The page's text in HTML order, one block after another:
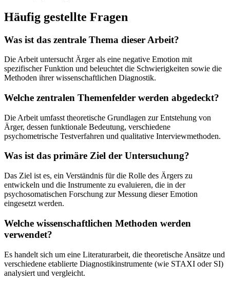
Häufig gestellte Fragen
Was ist das zentrale Thema dieser Arbeit?
Die Arbeit untersucht Ärger als eine negative Emotion mit
spezifischer Funktion und beleuchtet die Schwierigkeiten sowie die
Methoden ihrer wissenschaftlichen Diagnostik.
Welche zentralen Themenfelder werden abgedeckt?
Die Arbeit umfasst theoretische Grundlagen zur Entstehung von
Ärger, dessen funktionale Bedeutung, verschiedene
psychometrische Testverfahren und qualitative Interviewmethoden.
Was ist das primäre Ziel der Untersuchung?
Das Ziel ist es, ein Verständnis für die Rolle des Ärgers zu
entwickeln und die Instrumente zu evaluieren, die in der
psychosomatischen Forschung zur Messung dieser Emotion
eingesetzt werden.
Welche wissenschaftlichen Methoden werden
verwendet?
Es handelt sich um eine Literaturarbeit, die theoretische Ansätze und
verschiedene etablierte Diagnostikinstrumente (wie STAXI oder SI)
analysiert und vergleicht.